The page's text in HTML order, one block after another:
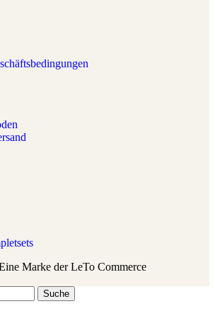
Marke der LeTo Commerce
Suche